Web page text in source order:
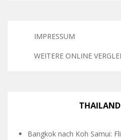
IMPRESSUM
WEITERE ONLINE
Bangkok nach Koh Samui: